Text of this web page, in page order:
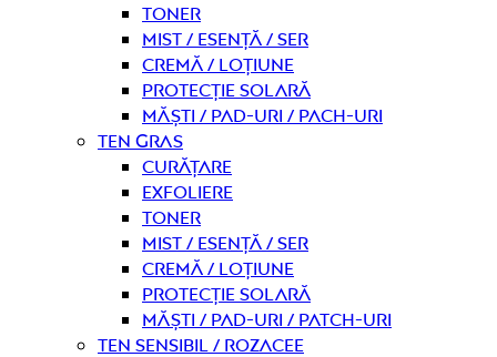
Toner
Mist / Esență / Ser
Cremă / Loțiune
Protecție solară
Măști / Pad-uri / Pach-uri
Ten gras
curățare
Exfoliere
Toner
Mist / Esență / Ser
Cremă / Loțiune
Protecție solară
Măști / Pad-uri / Patch-uri
Ten sensibil / rozacee